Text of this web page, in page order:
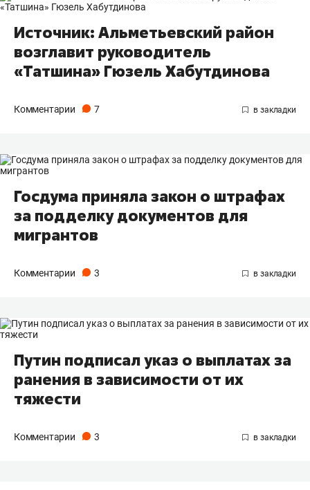
Источник: Альметьевский район
возглавит руководитель
«Татшина» Гюзель Хабутдинова
Комментарии 7
Госдума приняла закон о штрафах
за подделку документов для
мигрантов
Комментарии 3
Путин подписал указ о выплатах за
ранения в зависимости от их
тяжести
Комментарии 3